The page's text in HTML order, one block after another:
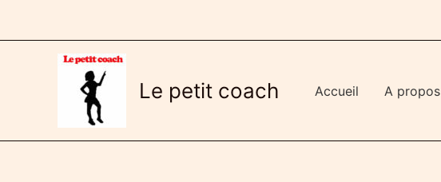
Le petit coach Accueil A propos